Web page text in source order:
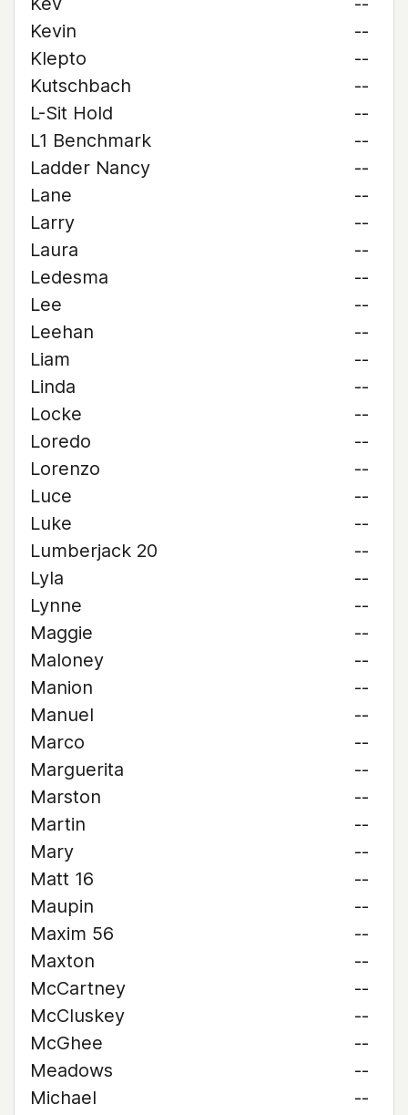
Kevin
--
Klepto
--
Kutschbach
--
L-Sit Hold
--
L1 Benchmark
--
Ladder Nancy
--
Lane
--
Larry
--
Laura
--
Ledesma
--
Lee
--
Leehan
--
Liam
--
Linda
--
Locke
--
Loredo
--
Lorenzo
--
Luce
--
Luke
--
Lumberjack 20
--
Lyla
--
Lynne
--
Maggie
--
Maloney
--
Manion
--
Manuel
--
Marco
--
Marguerita
--
Marston
--
Martin
--
Mary
--
Matt 16
--
Maupin
--
Maxim 56
--
Maxton
--
McCartney
--
McCluskey
--
McGhee
--
Meadows
--
Michael
--